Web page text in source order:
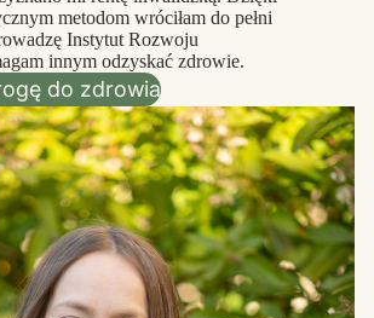
metodom wróciłam do pełni
Instytut Rozwoju
innym odzyskać zdrowie.
do zdrowia